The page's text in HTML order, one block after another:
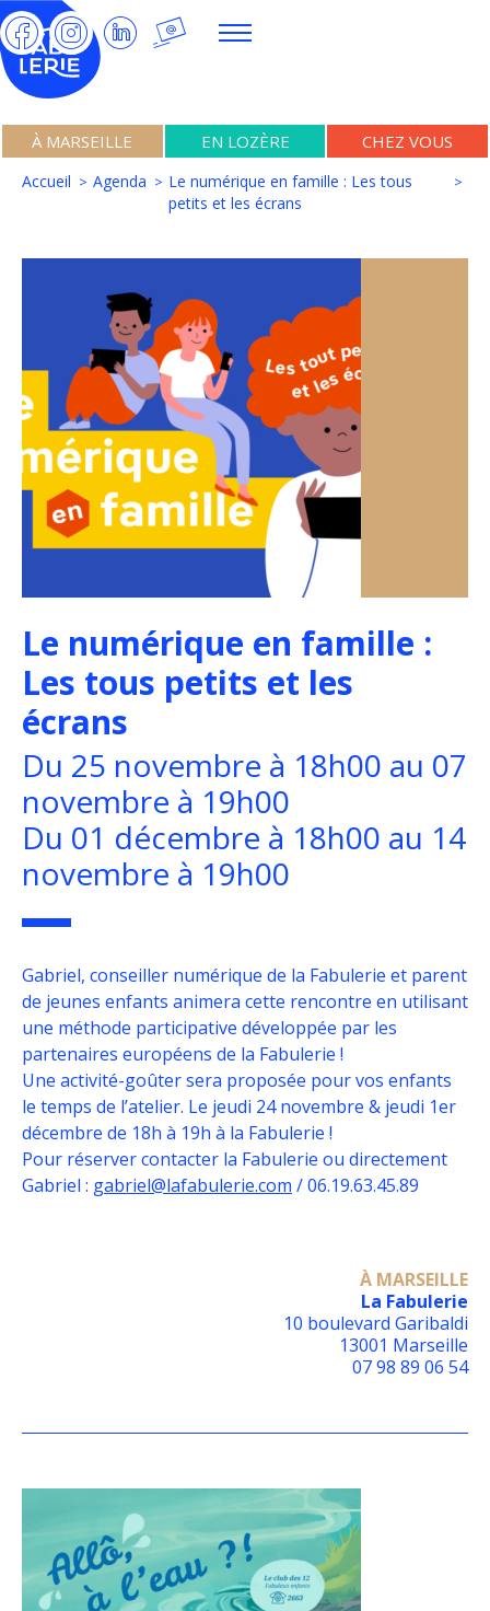
À MARSEILLE EN LOZÈRE CHEZ VOUS
Accueil Agenda
Le numérique en famille : Les tous
petits et les écrans
Le numérique en famille :
Les tous petits et les
écrans
Du 25 novembre à 18h00 au 07
novembre à 19h00
Du 01 décembre à 18h00 au 14
novembre à 19h00
Gabriel, conseiller numérique de la Fabulerie et parent
de jeunes enfants animera cette rencontre en utilisant
une méthode participative développée par les
partenaires européens de la Fabulerie !
Une activité-goûter sera proposée pour vos enfants
le temps de l’atelier. Le jeudi 24 novembre & jeudi 1er
décembre de 18h à 19h à la Fabulerie !
Pour réserver contacter la Fabulerie ou directement
Gabriel : gabriel@lafabulerie.com / 06.19.63.45.89
À MARSEILLE
La Fabulerie
10 boulevard Garibaldi
13001 Marseille
07 98 89 06 54